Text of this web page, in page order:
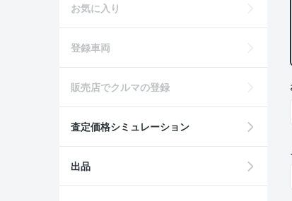
お気に入り
登録車両
販売店でクルマの登録
査定価格シミュレーション
出品